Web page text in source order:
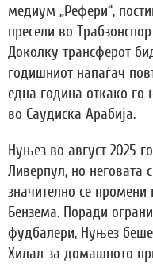
медиум „Рефери“,
пресели во
Доколку трансферот
годишниот напаѓач
една година откако го
во Саудиска Арабија.
Нуњез во август 2025
Ливерпул, но неговата
значително се
Бензема. Поради
фудбалери, Нуњез беше
Хилал за домашното